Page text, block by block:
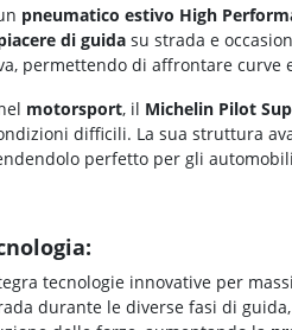
pneumatico estivo High
di guida su strada e
permettendo di affrontare curve
motorsport, il Michelin Pilot
difficili. La sua struttura
perfetto per gli
tecnologie innovative per
durante le diverse fasi di